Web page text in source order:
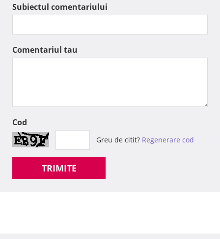
Subiectul comentariului
Comentariul tau
Cod
Greu de citit? Regenerare cod
TRIMITE